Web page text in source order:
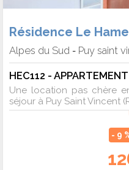
Résidence Le
Alpes du Sud - Puy saint
Une location pas chère
séjour à Puy Saint Vincent
- 9